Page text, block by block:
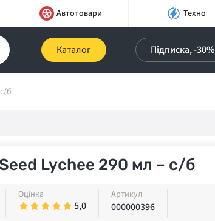
Автотовари Техно
Каталог Підписка, -30%
б
Lychee 290 мл – с/б
Оцінка
5,0
Артикул
000000396